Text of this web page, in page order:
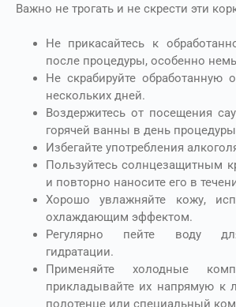
Важно не трогать и не скрести эти
Не прикасайтесь к
после процедуры, особенно
Не скрабируйте обработанную
нескольких дней.
Воздержитесь от посещения
горячей ванны в день
Избегайте употребления
Пользуйтесь солнцезащитным
и повторно наносите его в
Хорошо увлажняйте кожу,
охлаждающим эффектом.
Регулярно пейте воду
гидратации.
Применяйте холодные
прикладывайте их напрямую к
полотенце или специальный